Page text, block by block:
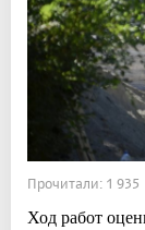
Прочитали: 1
Ход работ